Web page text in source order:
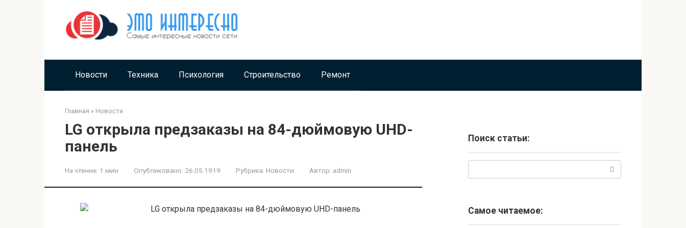
Новости Техника Психология Строительство Ремонт
Главная » Новости
LG открыла предзаказы на 84-дюймовую UHD-
панель
На чтение: 1 мин Опубликовано: 26.05.1919 Рубрика: Новости Автор: admin
Поиск статьи:
Самое читаемое: